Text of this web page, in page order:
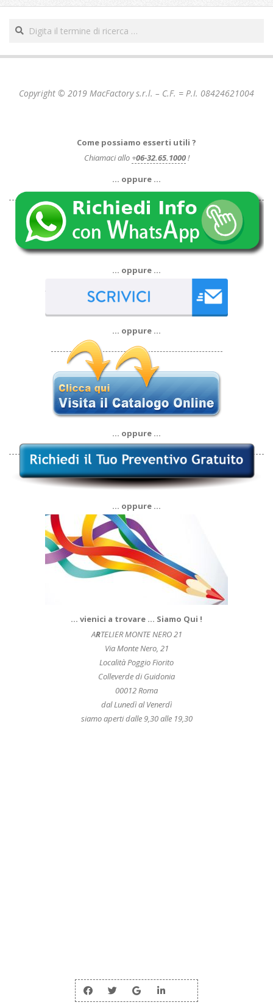
Copyright © 2019 MacFactory s.r.l. – C.F. = P.I. 08424621004
Come possiamo esserti utili ?
Chiamaci allo +06-32.65.1000!
… oppure …
… oppure …
… oppure …
… oppure …
… oppure …
… vienici a trovare … Siamo Qui !
ARTELIER MONTE NERO 21
Via Monte Nero, 21
Località Poggio Fiorito
Colleverde di Guidonia
00012 Roma
dal Lunedì al Venerdì
siamo aperti dalle 9,30 alle 19,30